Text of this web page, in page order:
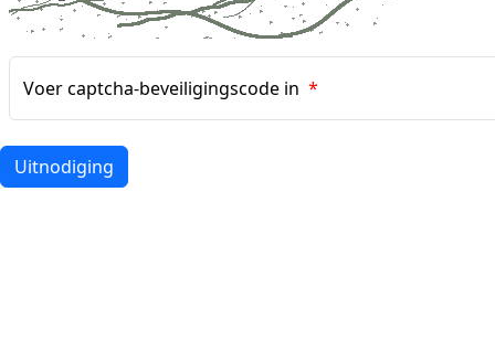
Voer captcha-beveiligingscode in *